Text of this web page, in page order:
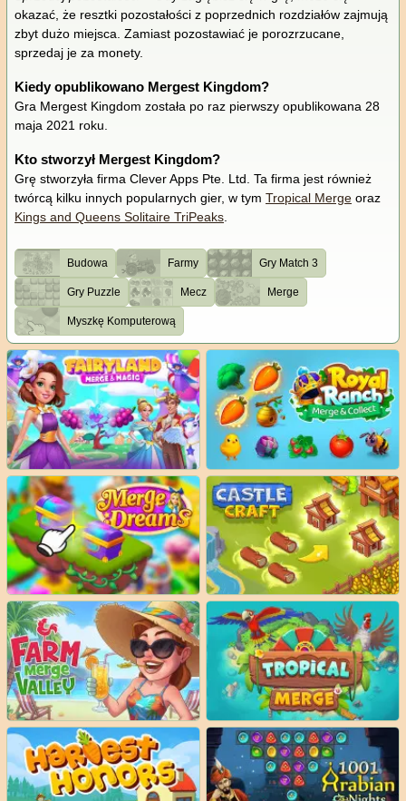
okazać, że resztki pozostałości z poprzednich rozdziałów zajmują
zbyt dużo miejsca. Zamiast pozostawiać je porozrzucane,
sprzedaj je za monety.
Kiedy opublikowano Mergest Kingdom?
Gra Mergest Kingdom została po raz pierwszy opublikowana 28
maja 2021 roku.
Kto stworzył Mergest Kingdom?
Grę stworzyła firma Clever Apps Pte. Ltd. Ta firma jest również
twórcą kilku innych popularnych gier, w tym Tropical Merge oraz
Kings and Queens Solitaire TriPeaks.
Budowa Farmy Gry Match 3
Gry Puzzle Mecz Merge
Myszkę Komputerową